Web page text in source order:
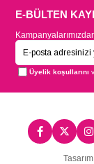
E-BÜLTEN
Üyelik koşullarını